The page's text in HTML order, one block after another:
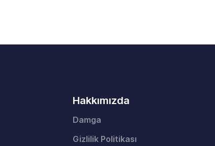
Hakkımızda
Damga
Gizlilik Politikası